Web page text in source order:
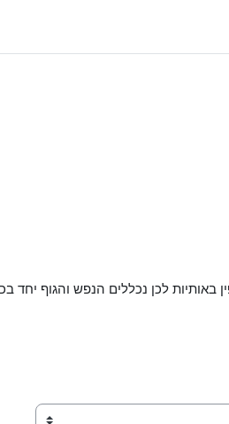
לכן נכללים הנפש והגוף יחד